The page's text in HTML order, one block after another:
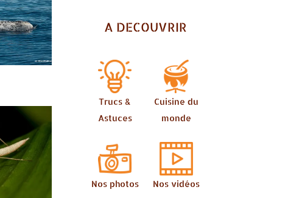
A DECOUVRIR
Trucs &
Astuces
Nos photos
Cuisine du
monde
Nos vidéos